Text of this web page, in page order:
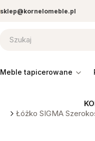
sklep@kornelomeble.pl
meble tapicerowane
Łóżko SIGMA